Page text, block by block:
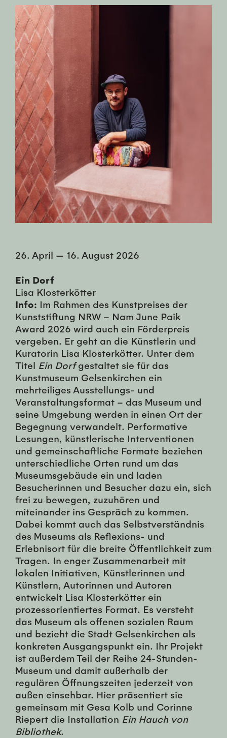
26. April — 16. August 2026
Ein Dorf
Lisa Klosterkötter
Info: Im Rahmen des Kunstpreises der
Kunststiftung NRW – Nam June Paik
Award 2026 wird auch ein Förderpreis
vergeben. Er geht an die Künstlerin und
Kuratorin Lisa Klosterkötter. Unter dem
Titel Ein Dorfgestaltet sie für das
Kunstmuseum Gelsenkirchen ein
mehrteiliges Ausstellungs- und
Veranstaltungsformat – das Museum und
seine Umgebung werden in einen Ort der
Begegnung verwandelt. Performative
Lesungen, künstlerische Interventionen
und gemeinschaftliche Formate beziehen
unterschiedliche Orten rund um das
Museumsgebäude ein und laden
Besucherinnen und Besucher dazu ein, sich
frei zu bewegen, zuzuhören und
miteinander ins Gespräch zu kommen.
Dabei kommt auch das Selbstverständnis
des Museums als Reflexions- und
Erlebnisort für die breite Öffentlichkeit zum
Tragen. In enger Zusammenarbeit mit
lokalen Initiativen, Künstlerinnen und
Künstlern, Autorinnen und Autoren
entwickelt Lisa Klosterkötter ein
prozessorientiertes Format. Es versteht
das Museum als offenen sozialen Raum
und bezieht die Stadt Gelsenkirchen als
konkreten Ausgangspunkt ein. Ihr Projekt
ist außerdem Teil der Reihe 24-Stunden-
Museum und damit außerhalb der
regulären Öffnungszeiten jederzeit von
außen einsehbar. Hier präsentiert sie
gemeinsam mit Gesa Kolb und Corinne
Riepert die Installation Ein Hauch von
Bibliothek.